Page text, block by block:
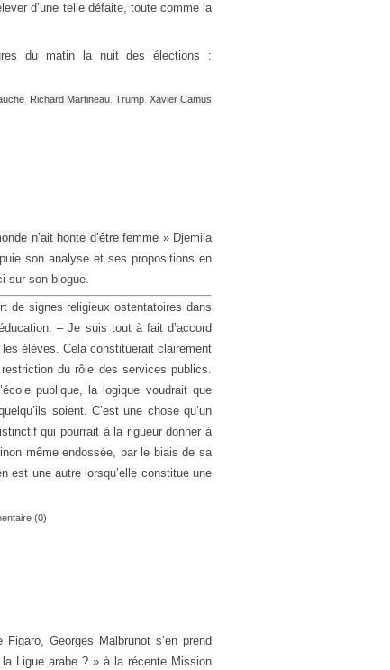
d’une telle défaite, toute comme la
du matin la nuit des élections :
Richard Martineau Trump Xavier Camus
n’ait honte d’être femme » Djemila
son analyse et ses propositions en
sur son blogue.
de signes religieux ostentatoires dans
– Je suis tout à fait d’accord
élèves. Cela constituerait clairement
du rôle des services publics.
publique, la logique voudrait que
soient. C’est une chose qu’un
qui pourrait à la rigueur donner à
même endossée, par le biais de sa
est une autre lorsqu’elle constitue une
(0)
Figaro, Georges Malbrunot s’en prend
Ligue arabe ? » à la récente Mission